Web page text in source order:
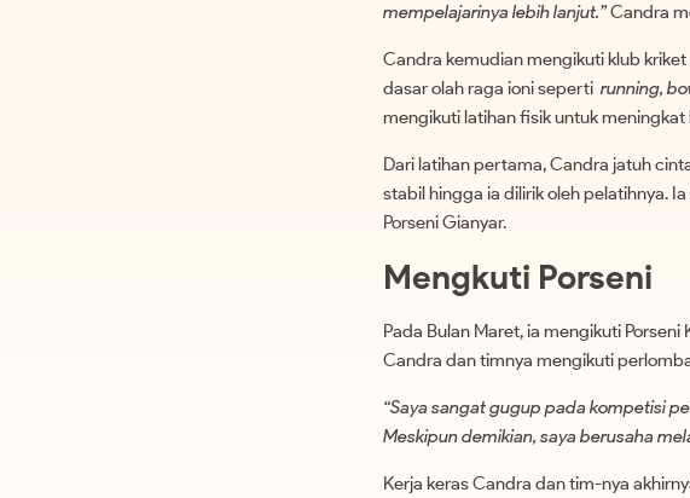
mempelajarinya lebih lanjut.”Candra
Candra kemudian mengikuti klub
dasar olah raga ioni seperti running,
mengikuti latihan fisik untuk
Dari latihan pertama, Candra jatuh
stabil hingga ia dilirik oleh pelatihnya.
Porseni Gianyar.
Mengkuti Porseni
Pada Bulan Maret, ia mengikuti
Candra dan timnya mengikuti
“Saya sangat gugup pada kompetisi
Meskipun demikian, saya berusaha
Kerja keras Candra dan tim-nya